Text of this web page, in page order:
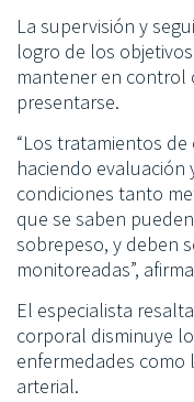
La supervisión y
logro de los
mantener en
presentarse.
“Los tratamientos
haciendo evaluación
condiciones tanto
que se saben
sobrepeso, y deben
monitoreadas”,
El especialista
corporal disminuye
enfermedades como
arterial.